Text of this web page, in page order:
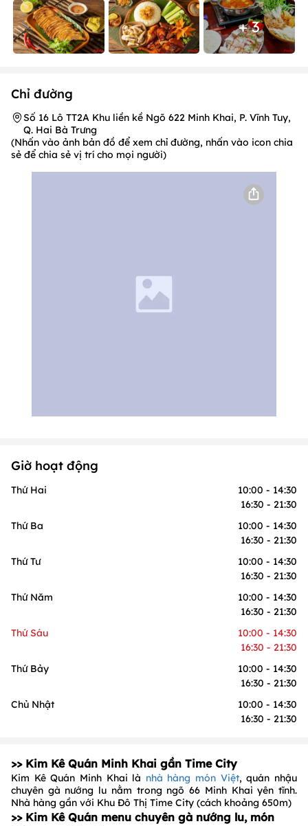
+ 3
Chỉ đường
Số 16 Lô TT2A Khu liền kề Ngõ 622 Minh Khai, P. Vĩnh Tuy,
Q. Hai Bà Trưng
(Nhấn vào ảnh bản đồ để xem chỉ đường, nhấn vào icon chia
sẻ để chia sẻ vị trí cho mọi người)
Giờ hoạt động
Thứ Hai
10:00 - 14:30
16:30 - 21:30
Thứ Ba
10:00 - 14:30
16:30 - 21:30
Thứ Tư
10:00 - 14:30
16:30 - 21:30
Thứ Năm
10:00 - 14:30
16:30 - 21:30
Thứ Sáu
10:00 - 14:30
16:30 - 21:30
Thứ Bảy
10:00 - 14:30
16:30 - 21:30
Chủ Nhật
10:00 - 14:30
16:30 - 21:30
>> Kim Kê Quán Minh Khai gần Time City
Kim Kê Quán Minh Khai là nhà hàng món Việt, quán nhậu
chuyên gà nướng lu nằm trong ngõ 66 Minh Khai yên tĩnh.
Nhà hàng gần với Khu Đô Thị Time City (cách khoảng 650m)
>> Kim Kê Quán menu chuyên gà nướng lu, món